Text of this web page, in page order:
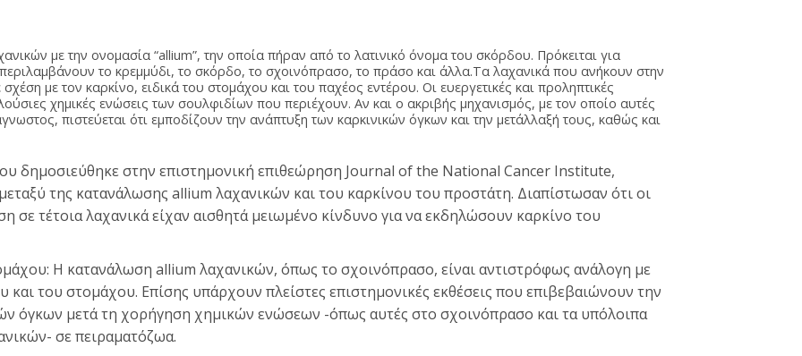
με την ονομασία “allium”, την οποία πήραν από το λατινικό όνομα του σκόρδου. Πρόκειται για
το κρεμμύδι, το σκόρδο, το σχοινόπρασο, το πράσο και άλλα.Τα λαχανικά που ανήκουν στην
με τον καρκίνο, ειδικά του στομάχου και του παχέος εντέρου. Οι ευεργετικές και προληπτικές
χημικές ενώσεις των σουλφιδίων που περιέχουν. Αν και ο ακριβής μηχανισμός, με τον οποίο αυτές
πιστεύεται ότι εμποδίζουν την ανάπτυξη των καρκινικών όγκων και την μετάλλαξή τους, καθώς και
δημοσιεύθηκε στην επιστημονική επιθεώρηση Journal of the National Cancer Institute,
της κατανάλωσης allium λαχανικών και του καρκίνου του προστάτη. Διαπίστωσαν ότι οι
σε τέτοια λαχανικά είχαν αισθητά μειωμένο κίνδυνο για να εκδηλώσουν καρκίνο του
Η κατανάλωση allium λαχανικών, όπως το σχοινόπρασο, είναι αντιστρόφως ανάλογη με
του στομάχου. Επίσης υπάρχουν πλείστες επιστημονικές εκθέσεις που επιβεβαιώνουν την
όγκων μετά τη χορήγηση χημικών ενώσεων -όπως αυτές στο σχοινόπρασο και τα υπόλοιπα
σε πειραματόζωα.